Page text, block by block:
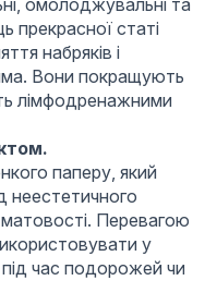
омолоджувальні та
прекрасної статі
набряків і
Вони покращують
лімфодренажними
паперу, який
неестетичного
Перевагою
у
під час подорожей чи